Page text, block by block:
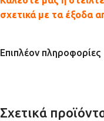
σχετικά με τα έξοδα
Επιπλέον πληροφορίες
Σχετικά